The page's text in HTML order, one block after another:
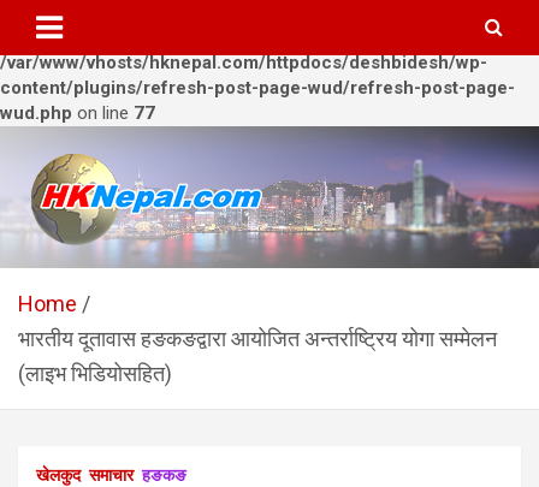
Warning
: Trying to access array offset on value of type bool in
/var/www/vhosts/hknepal.com/httpdocs/deshbidesh/wp-
content/plugins/refresh-post-page-wud/refresh-post-page-
wud.php on line 77
content
HKNepal.com – हङकङबाट
सञ्चालित पहिलो नेपाली अनलाईन
पत्रिका
hknepal, hknepal.com, hk nepal, hk nepal com
Home
भारतीय दूतावास हङकङद्वारा आयोजित अन्तर्राष्ट्रिय योगा सम्मेलन
(लाइभ भिडियोसहित)
खेलकुद समाचार हङकङ